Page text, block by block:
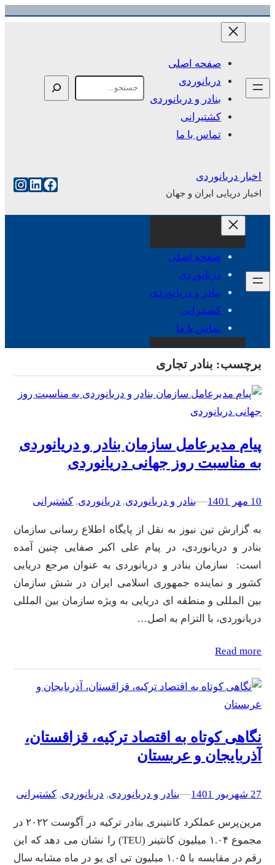
رفتن
صفحه اصلی
دریانوردی
بنادر و دریانوردی
کشتیرانی
تماس با ما
اخبار دریانوردی
اخبار دریایی ایران و جهان
فیس‌بوک
صفحه اصلی
دریانوردی
بنادر و دریانوردی
کشتیرانی
تماس با ما
برچسب: بنادر تجاری
پیام مدیرعامل سازمان بنادر و دریانوردی
به مناسبت روز جهانی دریانوردی
10 مهر 1401 –
–بنادر و دریانوردی, دریانوردی, کشتیرانی
به گزارش تین نیوز به نقل از پایگاه اطلاع رسانی سازمان
بنادر و دریانوردی، در پیام علی اکبر صفایی چنین آمده
است: سازمان بنادر و دریانوردی به عنوان مرجع دریایی
کشور و نماینده جمهوری اسلامی ایران در شش سازمان
بین المللی و منطقه ای دریایی به ویژه سازمان بین المللی
دریانوردی، با التزام به اصل…
Read more
نگاهی کوتاه به اقتصاد ترکیه، قزاقستان،
آذربایجان و عربستان
27 شهریور 1401 –
–بنادر و دریانوردی, دریانوردی, کشتیرانی
مرین‌پرس عملکرد کانتینری بنادر ترکیه در آگوست ۲۰۲۲ در
مجموع ۱.۰۴ میلیون کانتینر (TEU) را نشان می‌ دهد که این
رقم در مقایسه با ۱.۰۵ میلیون تی ای یو در ماه مشابه سال